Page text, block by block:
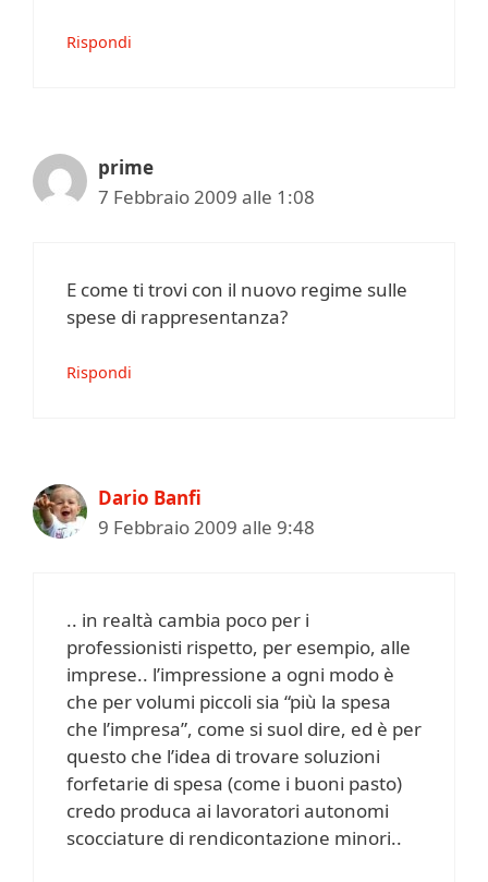
Rispondi
prime
7 Febbraio 2009 alle 1:08
E come ti trovi con il nuovo regime sulle
spese di rappresentanza?
Rispondi
Dario Banfi
9 Febbraio 2009 alle 9:48
.. in realtà cambia poco per i
professionisti rispetto, per esempio, alle
imprese.. l’impressione a ogni modo è
che per volumi piccoli sia “più la spesa
che l’impresa”, come si suol dire, ed è per
questo che l’idea di trovare soluzioni
forfetarie di spesa (come i buoni pasto)
credo produca ai lavoratori autonomi
scocciature di rendicontazione minori..